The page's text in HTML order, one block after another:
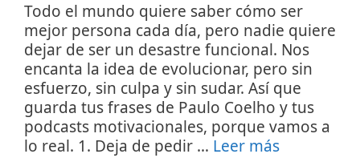
Todo el mundo quiere saber cómo ser
mejor persona cada día, pero nadie quiere
dejar de ser un desastre funcional. Nos
encanta la idea de evolucionar, pero sin
esfuerzo, sin culpa y sin sudar. Así que
guarda tus frases de Paulo Coelho y tus
podcasts motivacionales, porque vamos a
lo real. 1. Deja de pedir … Leer más